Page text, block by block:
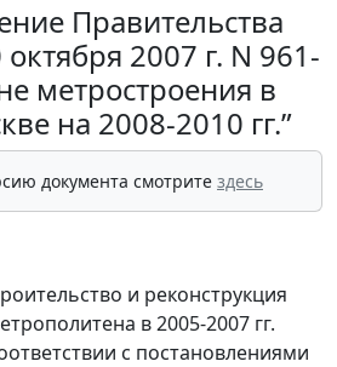
Правительства
2007 г. N 961-
метростроения в
на 2008-2010 гг.”
документа смотрите здесь
и реконструкция
в 2005-2007 гг.
с постановлениями